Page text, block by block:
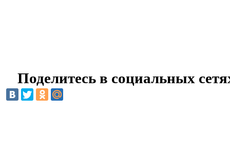
Поделитесь в социальных